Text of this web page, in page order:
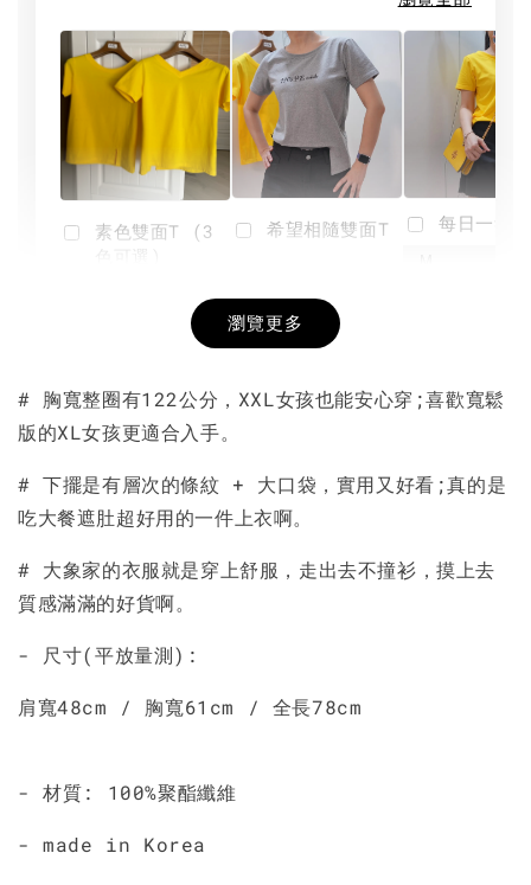
素色雙面T (3
+
希望相隨雙面T
NT$ 190
-
每日一笑
瀏覽更多
# 胸寬整圈有122公分，XXL女孩也能安心穿;喜歡寬鬆
版的XL女孩更適合入手。
# 下擺是有層次的條紋 + 大口袋，實用又好看;真的是
吃大餐遮肚超好用的一件上衣啊。
# 大象家的衣服就是穿上舒服，走出去不撞衫，摸上去
質感滿滿的好貨啊。
- 尺寸(平放量測):
肩寬48cm / 胸寬61cm / 全長78cm
- 材質: 100%聚酯纖維
- made in Korea